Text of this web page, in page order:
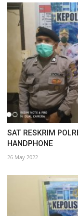
SAT RESKRIM
HANDPHONE
26 May 2022